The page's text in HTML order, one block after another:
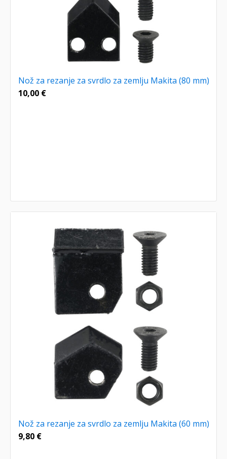
Nož za rezanje za svrdlo za zemlju Makita (80 mm)
10,00 €
Nož za rezanje za svrdlo za zemlju Makita (60 mm)
9,80 €